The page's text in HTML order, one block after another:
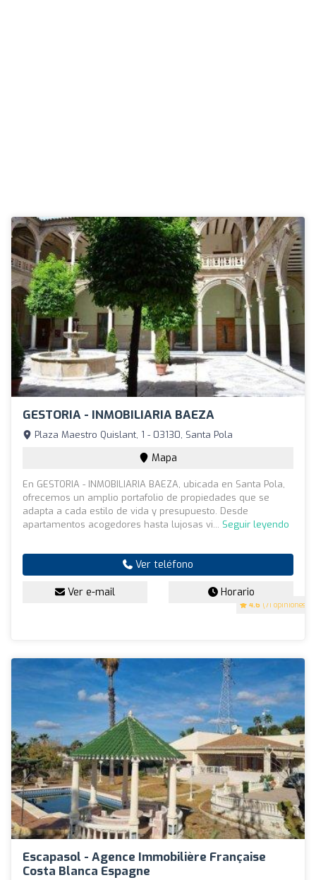
GESTORIA - INMOBILIARIA BAEZA
4.6 (71 opiniones)
Plaza Maestro Quislant, 1 - 03130, Santa Pola
Mapa
En GESTORIA - INMOBILIARIA BAEZA, ubicada en Santa Pola,
ofrecemos un amplio portafolio de propiedades que se
adapta a cada estilo de vida y presupuesto. Desde
apartamentos acogedores hasta lujosas vi... Seguir leyendo
Ver teléfono
Ver e-mail Horario
Escapasol - Agence Immobilière Française
Costa Blanca Espagne